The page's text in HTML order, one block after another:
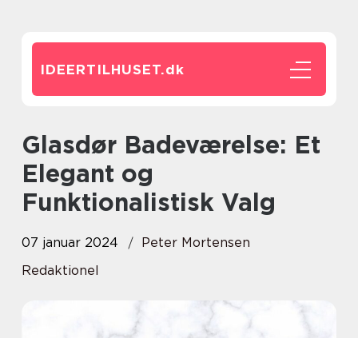
IDEERTILHUSET.dk
Glasdør Badeværelse: Et
Elegant og
Funktionalistisk Valg
07 januar 2024
Peter Mortensen
Redaktionel